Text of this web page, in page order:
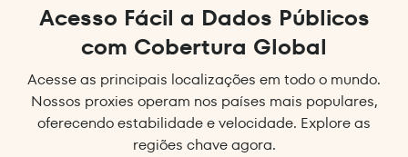
Acesso Fácil a Dados Públicos
com Cobertura Global
Acesse as principais localizações em todo o mundo.
Nossos proxies operam nos países mais populares,
oferecendo estabilidade e velocidade. Explore as
regiões chave agora.